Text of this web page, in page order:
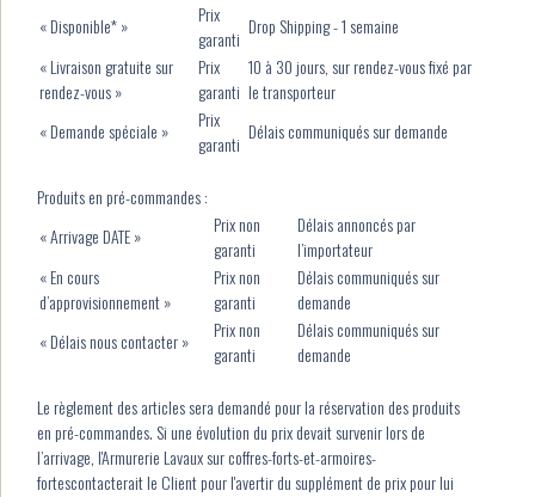
« Disponible* »
Prix
garanti
Drop Shipping - 1 semaine
« Livraison gratuite sur
rendez-vous »
Prix
garanti
10 à 30 jours, sur rendez-vous fixé par
le transporteur
« Demande spéciale »
Prix
garanti
Délais communiqués sur demande
Produits en pré-commandes :
« Arrivage DATE »
Prix non
garanti
Délais annoncés par
l’importateur
« En cours
d’approvisionnement »
Prix non
garanti
Délais communiqués sur
demande
« Délais nous contacter »
Prix non
garanti
Délais communiqués sur
demande
Le règlement des articles sera demandé pour la réservation des produits
en pré-commandes. Si une évolution du prix devait survenir lors de
l’arrivage, l'Armurerie Lavaux sur coffres-forts-et-armoires-
fortescontacterait le Client pour l'avertir du supplément de prix pour lui